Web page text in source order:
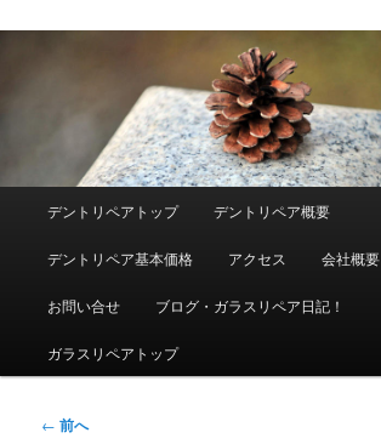
デントリペアトップ デントリペア概要
デントリペア基本価格 アクセス 会社概要
お問い合せ ブログ・ガラスリペア日記！
ガラスリペアトップ
投
← 前へ